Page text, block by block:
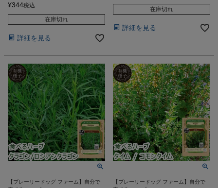
¥344税込
在庫切れ
詳細を見る
在庫切れ
詳細を見る
【プレーリードッグ ファーム】自分で
【プレーリードッグ ファーム】自分で